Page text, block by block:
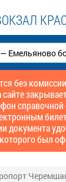
без
документа
был